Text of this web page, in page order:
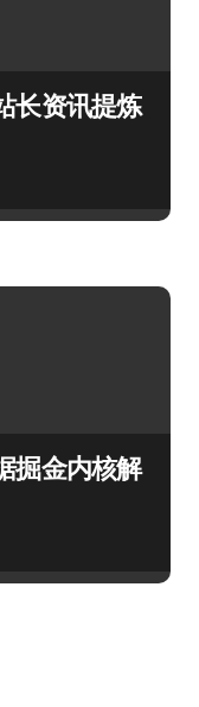
长资讯提炼
掘金内核解